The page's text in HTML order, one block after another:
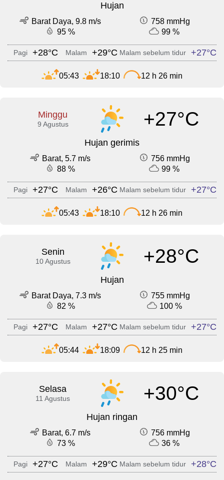
Hujan
Barat Daya, 9.8 m/s
758 mmHg
95 %
99 %
Pagi +28°C Malam +29°C Malam sebelum tidur +27°C
05:43 18:10 12 h 26 min
Minggu
9 Agustus +27°C
Hujan gerimis
Barat, 5.7 m/s
756 mmHg
88 %
99 %
Pagi +27°C Malam +26°C Malam sebelum tidur +27°C
05:43 18:10 12 h 26 min
Senin
10 Agustus +28°C
Hujan
Barat Daya, 7.3 m/s
755 mmHg
82 %
100 %
Pagi +27°C Malam +27°C Malam sebelum tidur +27°C
05:44 18:09 12 h 25 min
Selasa
11 Agustus +30°C
Hujan ringan
Barat, 6.7 m/s
756 mmHg
73 %
36 %
Pagi +27°C Malam +29°C Malam sebelum tidur +28°C